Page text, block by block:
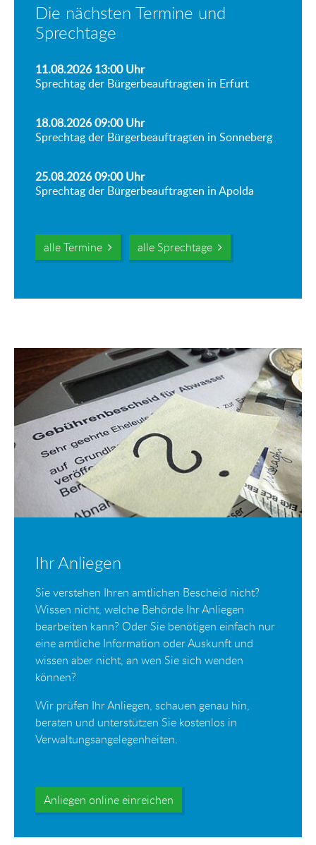
Die nächsten Termine und
Sprechtage
11.08.2026 13:00Uhr
Sprechtag der Bürgerbeauftragten in Erfurt
18.08.2026 09:00Uhr
Sprechtag der Bürgerbeauftragten in Sonneberg
25.08.2026 09:00Uhr
Sprechtag der Bürgerbeauftragten in Apolda
alle Termine alle Sprechtage
Ihr Anliegen
Sie verstehen Ihren amtlichen Bescheid nicht?
Wissen nicht, welche Behörde Ihr Anliegen
bearbeiten kann? Oder Sie benötigen einfach nur
eine amtliche Information oder Auskunft und
wissen aber nicht, an wen Sie sich wenden
können?
Wir prüfen Ihr Anliegen, schauen genau hin,
beraten und unterstützen Sie kostenlos in
Verwaltungsangelegenheiten.
Anliegen online einreichen